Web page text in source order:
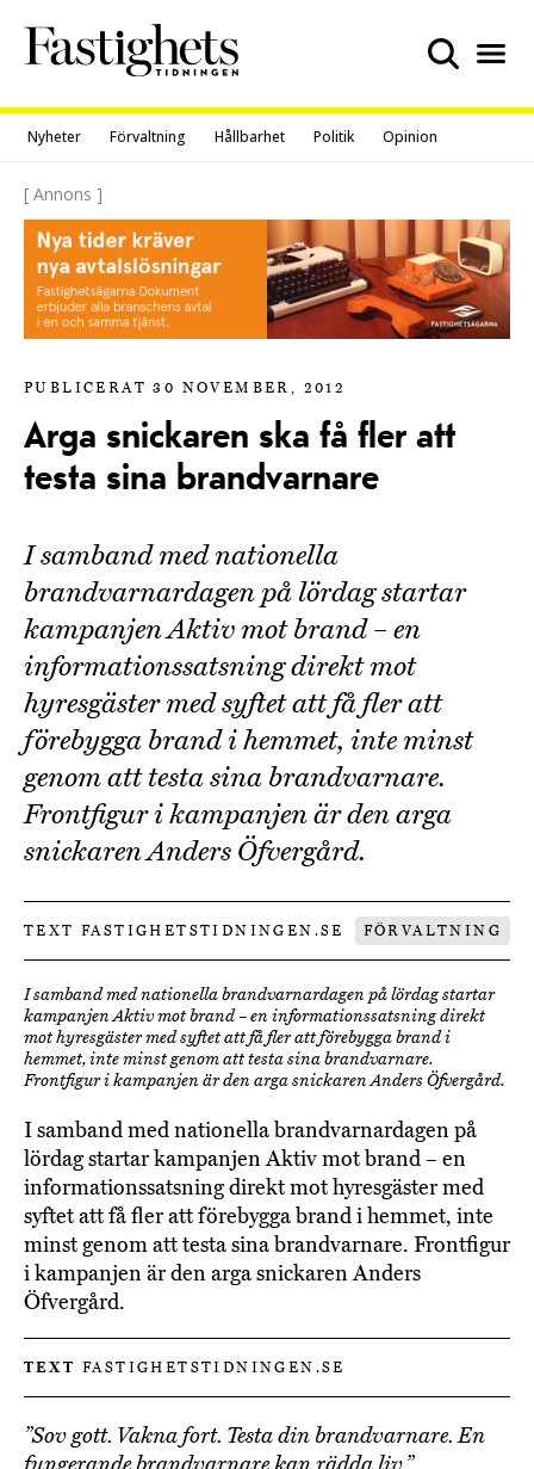
content
Nyheter Förvaltning Hållbarhet Politik Opinion
[ Annons ]
PUBLICERAT 30 NOVEMBER, 2012
Arga snickaren ska få fler att
testa sina brandvarnare
I samband med nationella
brandvarnardagen på lördag startar
kampanjen Aktiv mot brand – en
informationssatsning direkt mot
hyresgäster med syftet att få fler att
förebygga brand i hemmet, inte minst
genom att testa sina brandvarnare.
Frontfigur i kampanjen är den arga
snickaren Anders Öfvergård.
TEXT FASTIGHETSTIDNINGEN.SE FÖRVALTNING
I samband med nationella brandvarnardagen på lördag startar
kampanjen Aktiv mot brand – en informationssatsning direkt
mot hyresgäster med syftet att få fler att förebygga brand i
hemmet, inte minst genom att testa sina brandvarnare.
Frontfigur i kampanjen är den arga snickaren Anders Öfvergård.
I samband med nationella brandvarnardagen på
lördag startar kampanjen Aktiv mot brand – en
informationssatsning direkt mot hyresgäster med
syftet att få fler att förebygga brand i hemmet, inte
minst genom att testa sina brandvarnare. Frontfigur
i kampanjen är den arga snickaren Anders
Öfvergård.
TEXT FASTIGHETSTIDNINGEN.SE
”Sov gott. Vakna fort. Testa din brandvarnare. En